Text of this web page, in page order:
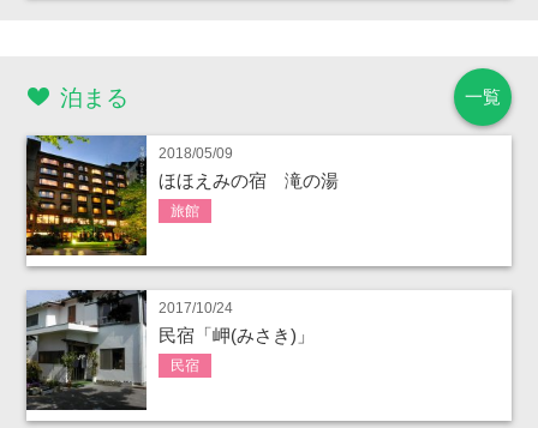
一覧
泊まる
2018/05/09
ほほえみの宿 滝の湯
旅館
2017/10/24
民宿「岬(みさき)」
民宿